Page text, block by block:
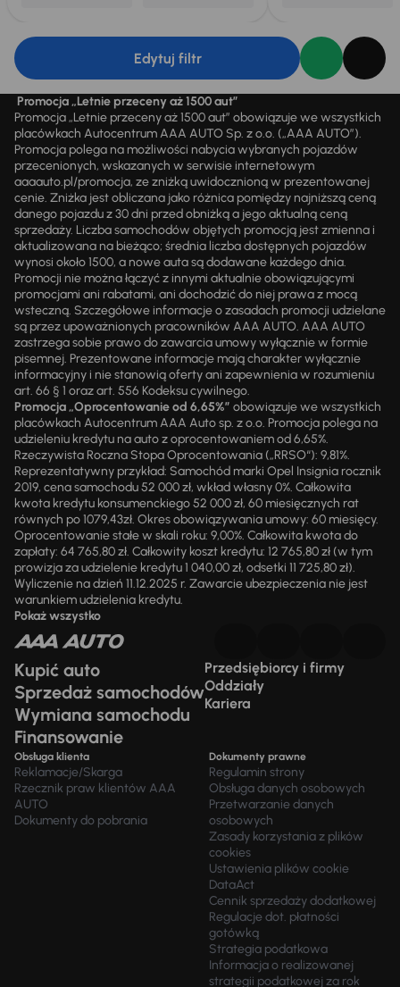
Edytuj filtr
Promocja „Letnie przeceny aż 1500 aut”
Promocja „Letnie przeceny aż 1500 aut” obowiązuje we wszystkich
placówkach Autocentrum AAA AUTO Sp. z o.o. („AAA AUTO”).
Promocja polega na możliwości nabycia wybranych pojazdów
przecenionych, wskazanych w serwisie internetowym
aaaauto.pl/promocja, ze zniżką uwidocznioną w prezentowanej
cenie. Zniżka jest obliczana jako różnica pomiędzy najniższą ceną
danego pojazdu z 30 dni przed obniżką a jego aktualną ceną
sprzedaży. Liczba samochodów objętych promocją jest zmienna i
aktualizowana na bieżąco; średnia liczba dostępnych pojazdów
wynosi około 1500, a nowe auta są dodawane każdego dnia.
Promocji nie można łączyć z innymi aktualnie obowiązującymi
promocjami ani rabatami, ani dochodzić do niej prawa z mocą
wsteczną. Szczegółowe informacje o zasadach promocji udzielane
są przez upoważnionych pracowników AAA AUTO. AAA AUTO
zastrzega sobie prawo do zawarcia umowy wyłącznie w formie
pisemnej. Prezentowane informacje mają charakter wyłącznie
informacyjny i nie stanowią oferty ani zapewnienia w rozumieniu
art. 66 § 1 oraz art. 556 Kodeksu cywilnego.
Promocja „Oprocentowanie od 6,65%” obowiązuje we wszystkich
placówkach Autocentrum AAA Auto sp. z o.o. Promocja polega na
udzieleniu kredytu na auto z oprocentowaniem od 6,65%.
Rzeczywista Roczna Stopa Oprocentowania („RRSO“): 9,81%.
Reprezentatywny przykład: Samochód marki Opel Insignia rocznik
2019, cena samochodu 52 000 zł, wkład własny 0%. Całkowita
kwota kredytu konsumenckiego 52 000 zł, 60 miesięcznych rat
równych po 1079,43zł. Okres obowiązywania umowy: 60 miesięcy.
Oprocentowanie stałe w skali roku: 9,00%. Całkowita kwota do
zapłaty: 64 765,80 zł. Całkowity koszt kredytu: 12 765,80 zł (w tym
prowizja za udzielenie kredytu 1 040,00 zł, odsetki 11 725,80 zł).
Wyliczenie na dzień 11.12.2025 r. Zawarcie ubezpieczenia nie jest
warunkiem udzielenia kredytu.
Pokaż wszystko
Kupić auto
Sprzedaż samochodów
Wymiana samochodu
Finansowanie
Przedsiębiorcy i firmy
Oddziały
Kariera
Obsługa klienta
Reklamacje/Skarga
Rzecznik praw klientów AAA
AUTO
Dokumenty do pobrania
Dokumenty prawne
Regulamin strony
Obsługa danych osobowych
Przetwarzanie danych
osobowych
Zasady korzystania z plików
cookies
Ustawienia plików cookie
DataAct
Cennik sprzedaży dodatkowej
Regulacje dot. płatności
gotówką
Strategia podatkowa
Informacja o realizowanej
strategii podatkowej za rok